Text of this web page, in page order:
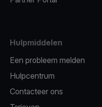
Hulpmiddelen
Een probleem melden
Hulpcentrum
Contacteer ons